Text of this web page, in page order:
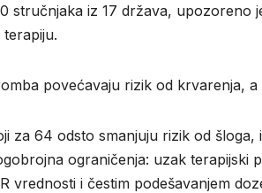
iz 17 država, upozoreno
povećavaju rizik od krvarenja,
za 64 odsto smanjuju rizik od
ograničenja: uzak
i čestim podešavanjem